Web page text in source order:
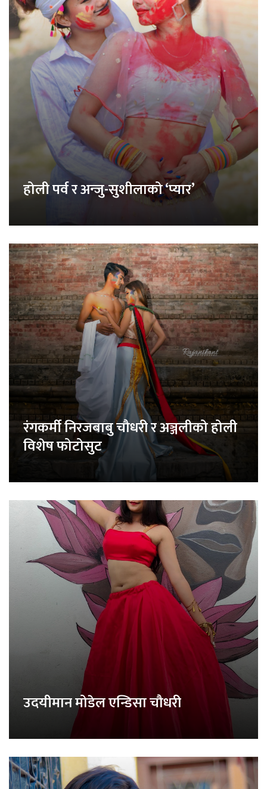
होली पर्व र अन्जु-सुशीलाको ‘प्यार’
रंगकर्मी निरजबाबु चौधरी र अञ्जलीको होली
विशेष फोटोसुट
उदयीमान मोडेल एन्डिसा चौधरी